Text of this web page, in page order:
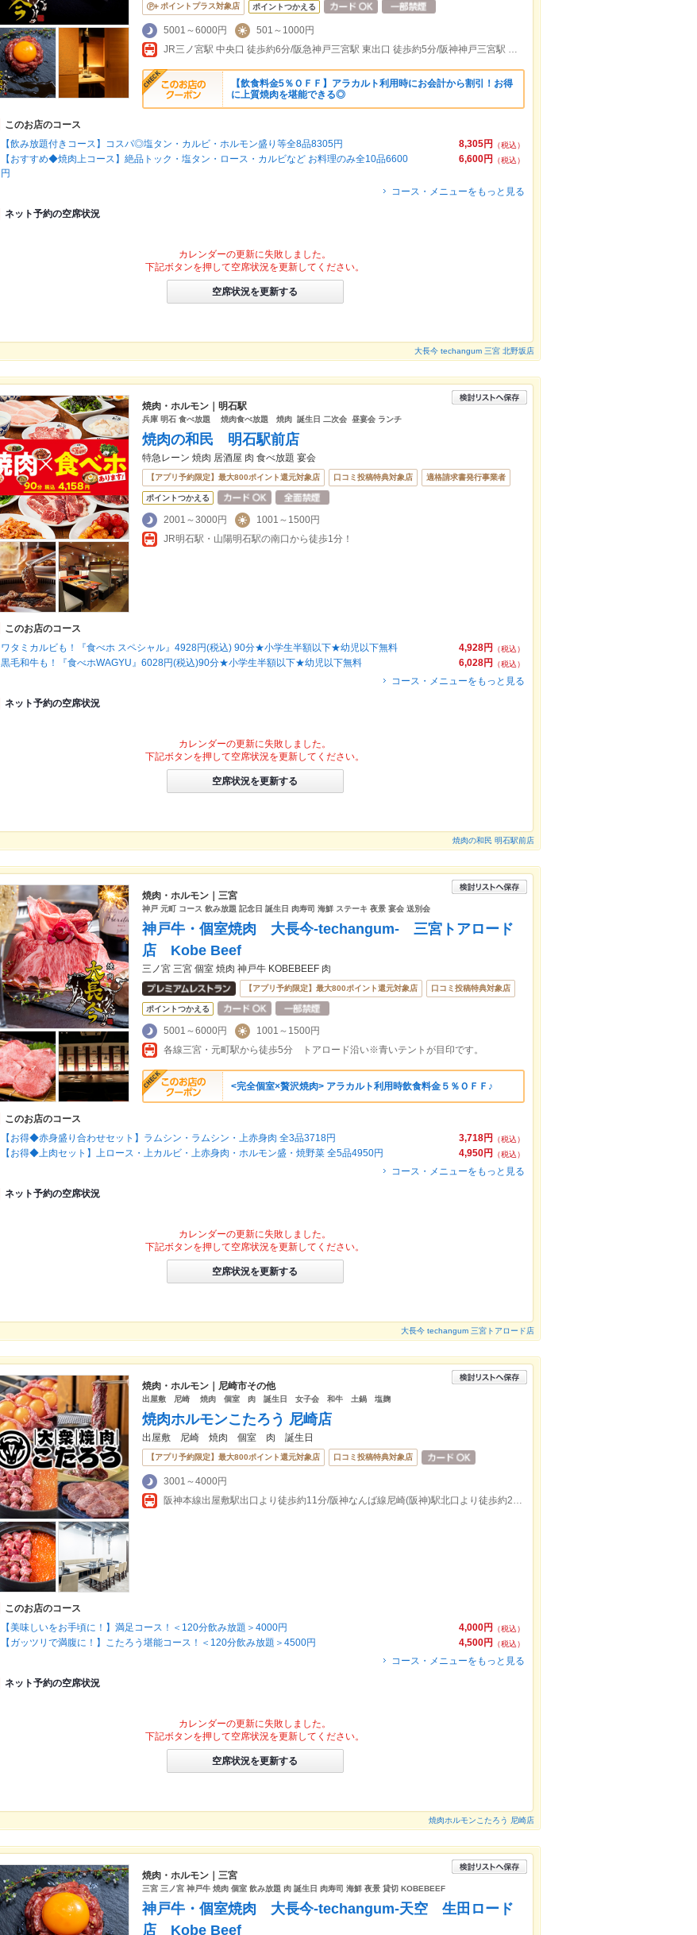
ポイントプラス対象店 ポイントつかえる
5001～6000円
501～1000円
JR三ノ宮駅 中央口 徒歩約6分/阪急神戸三宮駅 東出口 徒歩約5分/阪神神戸三宮駅 西出口 徒歩約7分
【飲食料金5％ＯＦＦ】アラカルト利用時にお会計から割引！お得
に上質焼肉を堪能できる◎
このお店のコース
8,305円
（税込）
【飲み放題付きコース】コスパ◎塩タン・カルビ・ホルモン盛り等全8品8305円
6,600円
（税込）
【おすすめ◆焼肉上コース】絶品トック・塩タン・ロース・カルビなど お料理のみ全10品6600
円
コース・メニューをもっと見る
ネット予約の空席状況
カレンダーの更新に失敗しました。
下記ボタンを押して空席状況を更新してください。
空席状況を更新する
大長今 techangum 三宮 北野坂店
焼肉・ホルモン｜明石駅
兵庫 明石 食べ放題 焼肉食べ放題 焼肉 誕生日 二次会 昼宴会 ランチ
焼肉の和民 明石駅前店
特急レーン 焼肉 居酒屋 肉 食べ放題 宴会
【アプリ予約限定】最大800ポイント還元対象店 口コミ投稿特典対象店 適格請求書発行事業者
ポイントつかえる
2001～3000円
1001～1500円
JR明石駅・山陽明石駅の南口から徒歩1分！
このお店のコース
4,928円
（税込）
ワタミカルビも！『食べホ スペシャル』4928円(税込) 90分★小学生半額以下★幼児以下無料
6,028円
（税込）
黒毛和牛も！『食べホWAGYU』6028円(税込)90分★小学生半額以下★幼児以下無料
コース・メニューをもっと見る
ネット予約の空席状況
カレンダーの更新に失敗しました。
下記ボタンを押して空席状況を更新してください。
空席状況を更新する
焼肉の和民 明石駅前店
焼肉・ホルモン｜三宮
神戸 元町 コース 飲み放題 記念日 誕生日 肉寿司 海鮮 ステーキ 夜景 宴会 送別会
神戸牛・個室焼肉 大長今-techangum- 三宮トアロード
店 Kobe Beef
三ノ宮 三宮 個室 焼肉 神戸牛 KOBEBEEF 肉
【アプリ予約限定】最大800ポイント還元対象店 口コミ投稿特典対象店
ポイントつかえる
5001～6000円
1001～1500円
各線三宮・元町駅から徒歩5分 トアロード沿い※青いテントが目印です。
<完全個室×贅沢焼肉> アラカルト利用時飲食料金５％ＯＦＦ♪
このお店のコース
3,718円
（税込）
【お得◆赤身盛り合わせセット】ラムシン・ラムシン・上赤身肉 全3品3718円
4,950円
（税込）
【お得◆上肉セット】上ロース・上カルビ・上赤身肉・ホルモン盛・焼野菜 全5品4950円
コース・メニューをもっと見る
ネット予約の空席状況
カレンダーの更新に失敗しました。
下記ボタンを押して空席状況を更新してください。
空席状況を更新する
大長今 techangum 三宮トアロード店
焼肉・ホルモン｜尼崎市その他
出屋敷 尼崎 焼肉 個室 肉 誕生日 女子会 和牛 土鍋 塩麹
焼肉ホルモンこたろう 尼崎店
出屋敷 尼崎 焼肉 個室 肉 誕生日
【アプリ予約限定】最大800ポイント還元対象店 口コミ投稿特典対象店
3001～4000円
阪神本線出屋敷駅出口より徒歩約11分/阪神なんば線尼崎(阪神)駅北口より徒歩約25分
このお店のコース
4,000円
（税込）
【美味しいをお手頃に！】満足コース！＜120分飲み放題＞4000円
4,500円
（税込）
【ガッツリで満腹に！】こたろう堪能コース！＜120分飲み放題＞4500円
コース・メニューをもっと見る
ネット予約の空席状況
カレンダーの更新に失敗しました。
下記ボタンを押して空席状況を更新してください。
空席状況を更新する
焼肉ホルモンこたろう 尼崎店
焼肉・ホルモン｜三宮
三宮 三ノ宮 神戸牛 焼肉 個室 飲み放題 肉 誕生日 肉寿司 海鮮 夜景 貸切 KOBEBEEF
神戸牛・個室焼肉 大長今-techangum-天空 生田ロード
店 Kobe Beef